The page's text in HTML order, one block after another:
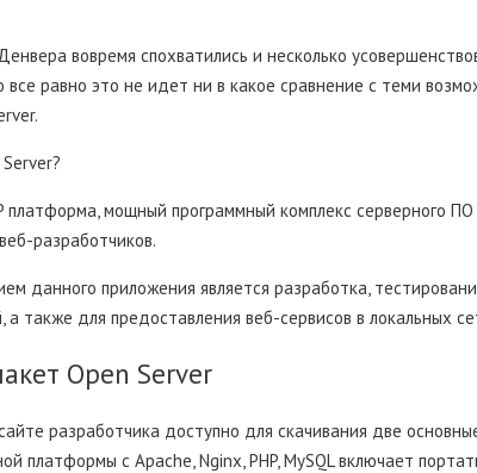
вовремя спохватились и несколько
все равно это не идет ни в какое сравнение с теми
платформа, мощный программный комплекс серверного
разработчиков.
данного приложения является разработка,
также для предоставления веб-сервисов в локальных
Open Server
разработчика доступно для скачивания две
платформы с Apache, Nginx, PHP, MySQL включает